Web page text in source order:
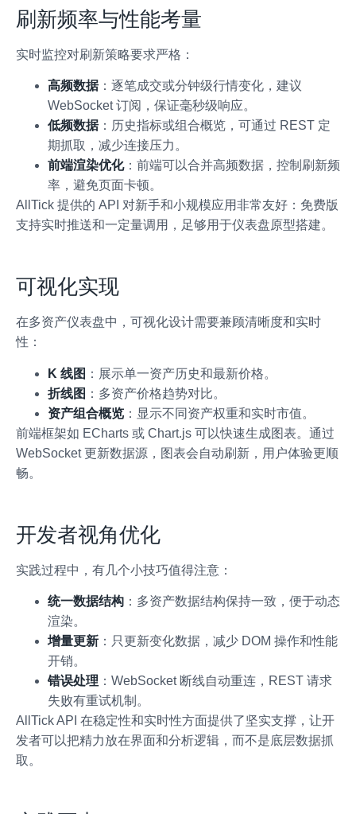
刷新频率与性能考量
实时监控对刷新策略要求严格：
高频数据：逐笔成交或分钟级行情变化，建议
WebSocket 订阅，保证毫秒级响应。
低频数据：历史指标或组合概览，可通过 REST 定
期抓取，减少连接压力。
前端渲染优化：前端可以合并高频数据，控制刷新频
率，避免页面卡顿。
AllTick 提供的 API 对新手和小规模应用非常友好：免费版
支持实时推送和一定量调用，足够用于仪表盘原型搭建。
可视化实现
在多资产仪表盘中，可视化设计需要兼顾清晰度和实时
性：
K 线图 ：展示单一资产历史和最新价格。
折线图 ：多资产价格趋势对比。
资产组合概览 ：显示不同资产权重和实时市值。
前端框架如 ECharts 或 Chart.js 可以快速生成图表。通过
WebSocket 更新数据源，图表会自动刷新，用户体验更顺
畅。
开发者视角优化
实践过程中，有几个小技巧值得注意：
统一数据结构 ：多资产数据结构保持一致，便于动态
渲染。
增量更新 ：只更新变化数据，减少 DOM 操作和性能
开销。
错误处理 ：WebSocket 断线自动重连，REST 请求
失败有重试机制。
AllTick API 在稳定性和实时性方面提供了坚实支撑，让开
发者可以把精力放在界面和分析逻辑，而不是底层数据抓
取。